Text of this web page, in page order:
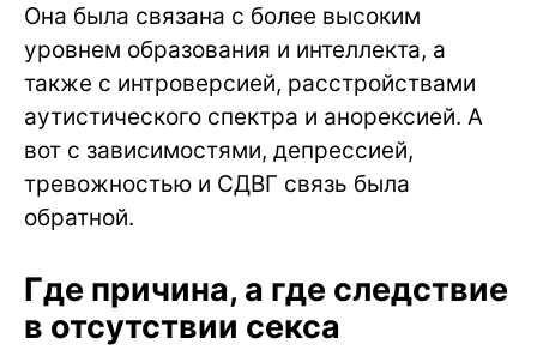
Она была связана с более высоким
уровнем образования и интеллекта, а
также с интроверсией, расстройствами
аутистического спектра и анорексией. А
вот с зависимостями, депрессией,
тревожностью и СДВГ связь была
обратной.
Где причина, а где следствие
в отсутствии секса